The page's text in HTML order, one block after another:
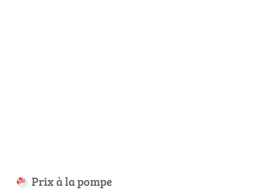
Prix à la pompe